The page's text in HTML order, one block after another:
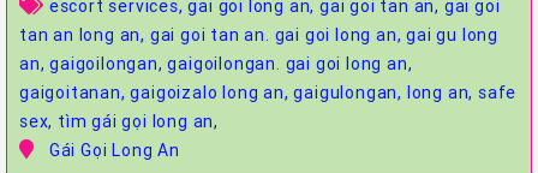
escort services,gai goi long an,gai goi tan an, gai goi
tan an long an, gai goi tan an. gai goi long an,gai gu long
an,gaigoilongan,gaigoilongan. gai goi long an,
gaigoitanan,gaigoizalo long an,gaigulongan, long an, safe
sex, tìm gái gọi long an,
Gái Gọi Long An